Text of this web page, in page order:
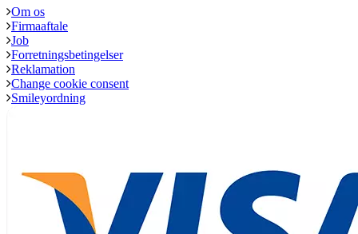
Om os
Firmaaftale
Job
Forretningsbetingelser
Reklamation
Change cookie consent
Smileyordning